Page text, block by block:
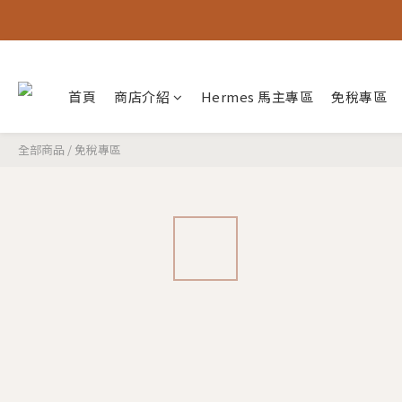
首頁 商店介紹 Hermes 馬主專區 免稅專區
全部商品 / 免稅專區